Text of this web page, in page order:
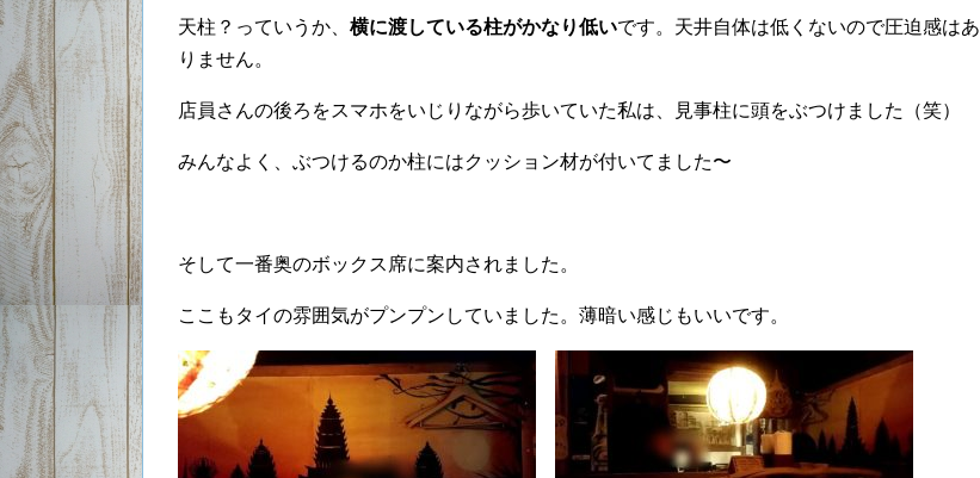
天柱？っていうか、 横に渡している柱がかなり低いです。天井自体は低くないので圧迫感はあ
りません。
店員さんの後ろをスマホをいじりながら歩いていた私は、見事柱に頭をぶつけました（笑）
みんなよく、ぶつけるのか柱にはクッション材が付いてました〜
そして一番奥のボックス席に案内されました。
ここもタイの雰囲気がプンプンしていました。薄暗い感じもいいです。